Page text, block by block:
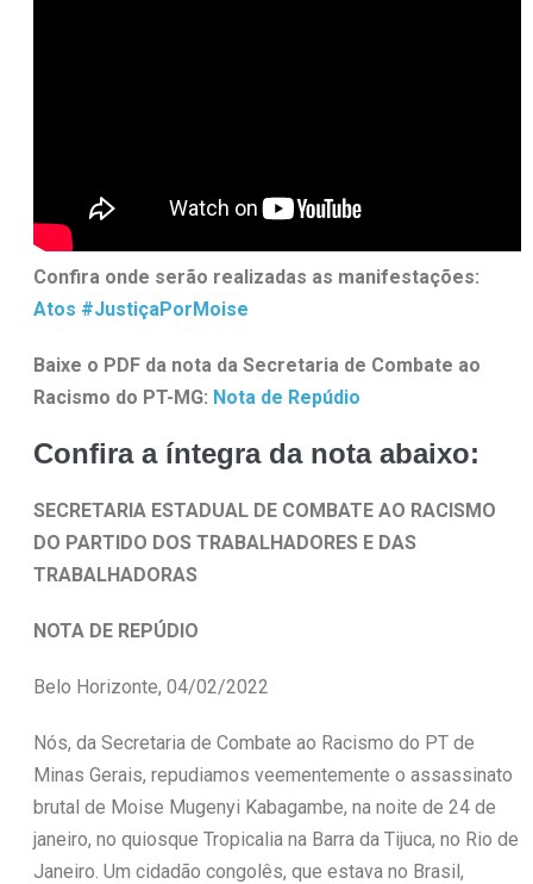
Confira onde serão realizadas as manifestações:
Atos #JustiçaPorMoise
Baixe o PDF da nota da Secretaria de Combate ao
Racismo do PT-MG: Nota de Repúdio
Confira a íntegra da nota abaixo:
SECRETARIA ESTADUAL DE COMBATE AO RACISMO
DO PARTIDO DOS TRABALHADORES E DAS
TRABALHADORAS
NOTA DE REPÚDIO
Belo Horizonte, 04/02/2022
Nós, da Secretaria de Combate ao Racismo do PT de
Minas Gerais, repudiamos veementemente o assassinato
brutal de Moise Mugenyi Kabagambe, na noite de 24 de
janeiro, no quiosque Tropicalia na Barra da Tijuca, no Rio de
Janeiro. Um cidadão congolês, que estava no Brasil,